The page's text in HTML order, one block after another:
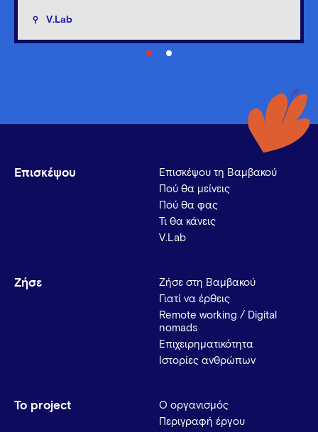
V.Lab
Επισκέψου
Επισκέψου τη Βαμβακού
Πού θα μείνεις
Πού θα φας
Τι θα κάνεις
V.Lab
Ζήσε
Ζήσε στη Βαμβακού
Γιατί να έρθεις
Remote working / Digital
nomads
Επιχειρηματικότητα
Ιστορίες ανθρώπων
Το project
Ο οργανισμός
Περιγραφή έργου